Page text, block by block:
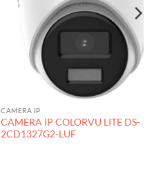
CAMERA IP
CAMERA IP COLORVU LITE DS-
2CD1327G2-LUF